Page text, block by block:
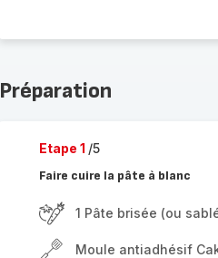
Préparation
Etape 1 /5
Faire cuire la pâte à blanc
1 Pâte brisée (ou
Moule antiadhésif